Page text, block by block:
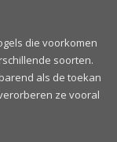
die voorkomen
soorten.
als de toekan
ze vooral